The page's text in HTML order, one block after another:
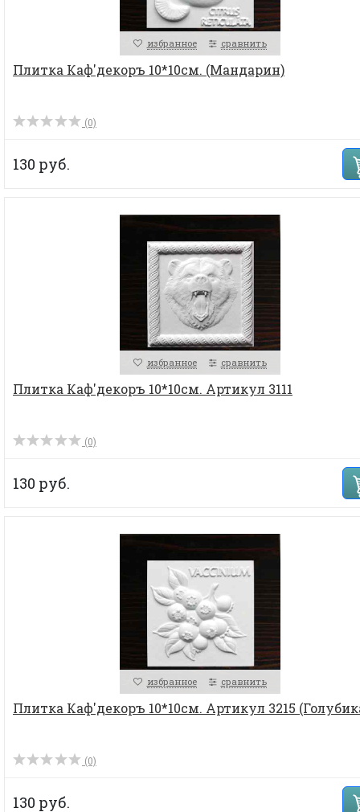
избранное сравнить
Плитка Каф'декоръ 10*10см. (Мандарин)
(0)
130 руб.
избранное сравнить
Плитка Каф'декоръ 10*10см. Артикул 3111
(0)
130 руб.
избранное сравнить
Плитка Каф'декоръ 10*10см. Артикул 3215
(0)
130 руб.